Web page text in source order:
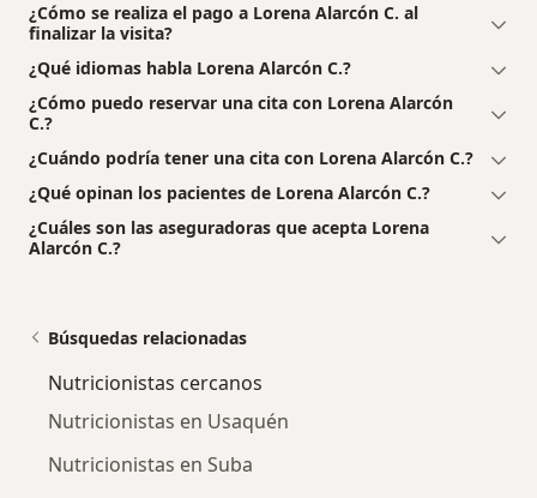
¿Cómo se realiza el pago a Lorena Alarcón C. al
finalizar la visita?
¿Qué idiomas habla Lorena Alarcón C.?
¿Cómo puedo reservar una cita con Lorena Alarcón
C.?
¿Cuándo podría tener una cita con Lorena Alarcón C.?
¿Qué opinan los pacientes de Lorena Alarcón C.?
¿Cuáles son las aseguradoras que acepta Lorena
Alarcón C.?
Búsquedas relacionadas
Nutricionistas cercanos
Nutricionistas en Usaquén
Nutricionistas en Suba